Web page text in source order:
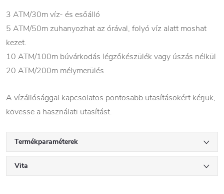
3 ATM/30m víz- és esőálló
5 ATM/50m zuhanyozhat az órával, folyó víz alatt moshat
kezet.
10 ATM/100m búvárkodás légzőkészülék vagy úszás nélkül
20 ATM/200m mélymerülés
A vízállósággal kapcsolatos pontosabb utasításokért kérjük,
kövesse a használati utasítást.
Termékparaméterek
Vita